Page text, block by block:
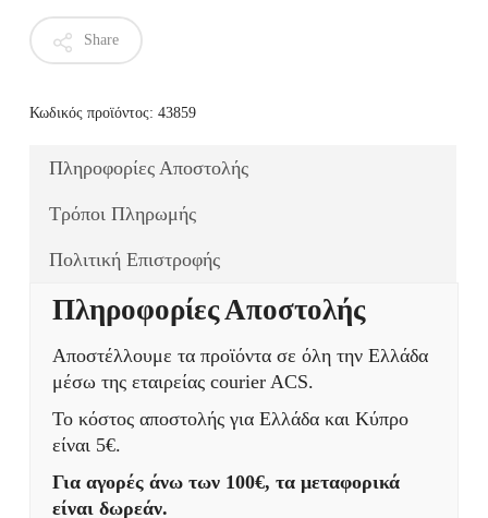
Share
Κωδικός προϊόντος: 43859
Πληροφορίες Αποστολής
Τρόποι Πληρωμής
Πολιτική Επιστροφής
Πληροφορίες Αποστολής
Αποστέλλουμε τα προϊόντα σε όλη την Ελλάδα
μέσω της εταιρείας courier ACS.
Το κόστος αποστολής για Ελλάδα και Κύπρο
είναι 5€.
Για αγορές άνω των 100€, τα μεταφορικά
είναι δωρεάν.